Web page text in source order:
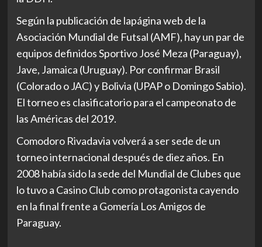
Según la publicación de lapágina web de la
Asociación Mundial de Futsal (AMF), hay un par de
equipos definidos Sportivo José Meza (Paraguay),
Jave, Jamaica (Uruguay). Por confirmar Brasil
(Colorado o JAC) y Bolivia (UPAP o Domingo Sabio).
El torneo es clasificatorio para el campeonato de
las Américas del 2019.
Comodoro Rivadavia volverá a ser sede de un
torneo internacional después de diez años. En
2008 había sido la sede del Mundial de Clubes que
lo tuvo a Casino Club como protagonista cayendo
en la final frente a Gomería Los Amigos de
Paraguay.